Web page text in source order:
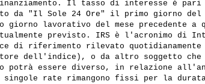
Il tasso di interesse è pari
da "Il Sole 24 Ore" il primo giorno del
lavorativo del mese precedente
previsto. IRS è l'acronimo di
riferimento rilevato quotidianamente
dell'indice), o da altro soggetto che
essere diverso, in relazione
rate rimangono fissi per la